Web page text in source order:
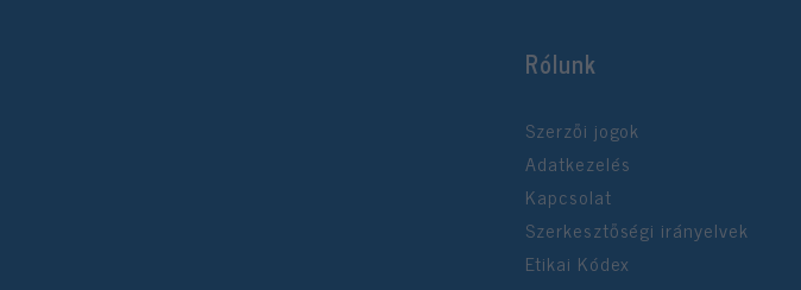
Rólunk
Szerzői jogok
Adatkezelés
Kapcsolat
Szerkesztőségi irányelvek
Etikai Kódex